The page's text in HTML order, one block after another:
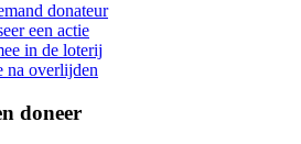
donateur
een actie
in de loterij
na overlijden
doneer